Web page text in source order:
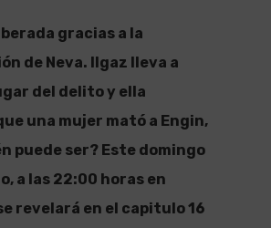
gracias a la
de Neva. Ilgaz lleva a
del delito y ella
una mujer mató a Engin,
puede ser? Este domingo
a las 22:00 horas en
revelará en el capitulo 16